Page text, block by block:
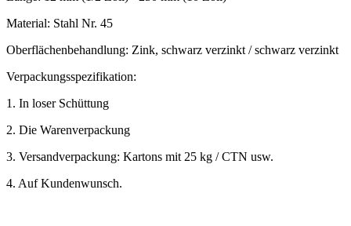
Material: Stahl Nr. 45
Oberflächenbehandlung: Zink, schwarz verzinkt / schwarz verzinkt
Verpackungsspezifikation:
1. In loser Schüttung
2. Die Warenverpackung
3. Versandverpackung: Kartons mit 25 kg / CTN usw.
4. Auf Kundenwunsch.